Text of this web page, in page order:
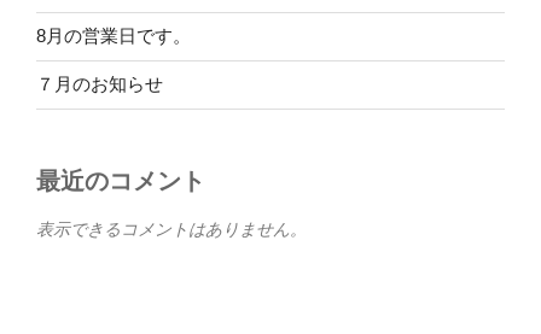
8月の営業日です。
７月のお知らせ
最近のコメント
表示できるコメントはありません。